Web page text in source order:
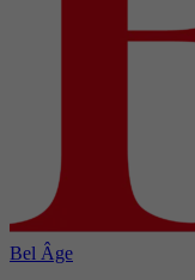
Bel Âge